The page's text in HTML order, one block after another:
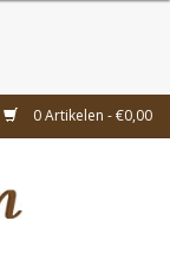
0 Artikelen - €0,00